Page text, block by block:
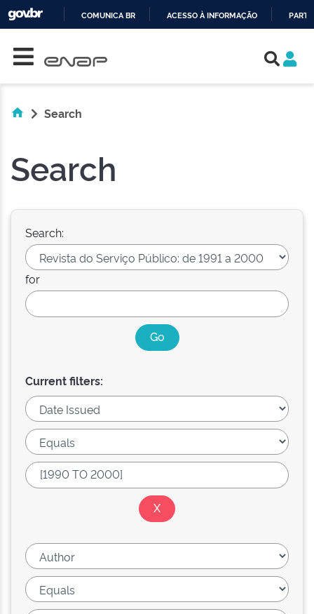
COMUNICA BR ACESSO À INFORMAÇÃO
Search
Search
Search:
for
Current filters: